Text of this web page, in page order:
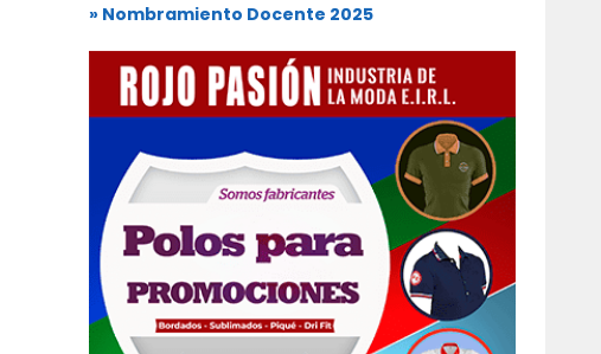
» Nombramiento Docente 2025